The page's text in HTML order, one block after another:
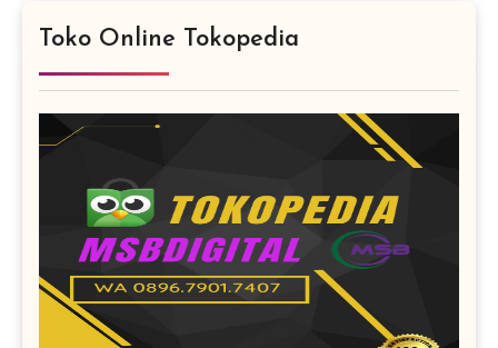
Toko Online Tokopedia